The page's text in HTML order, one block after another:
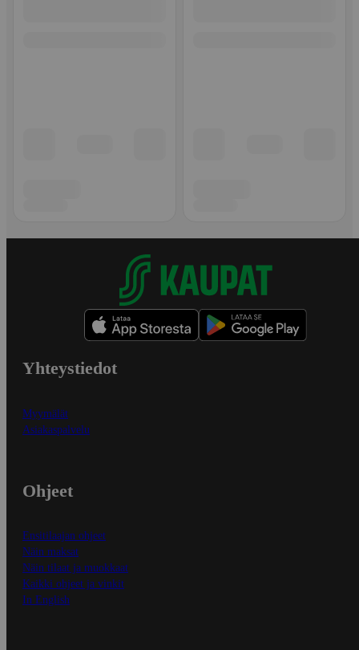
Yhteystiedot
Myymälät
Asiakaspalvelu
Ohjeet
Ensitilaajan ohjeet
Näin maksat
Näin tilaat ja muokkaat
Kaikki ohjeet ja vinkit
In English